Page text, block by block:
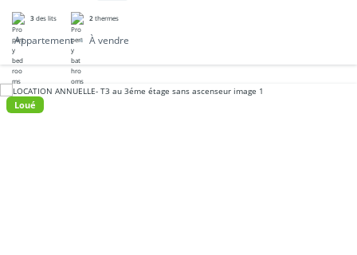
3 des lits 2 thermes
Appartement À vendre
Loué